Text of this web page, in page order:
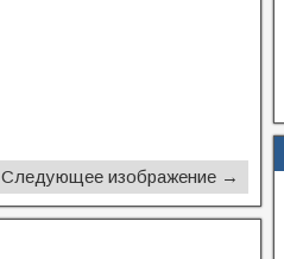
Следующее изображение →